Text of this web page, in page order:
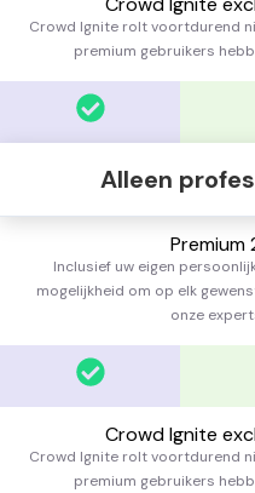
Crowd Ignite rolt voortdurend
premium gebruikers
Alleen
Inclusief uw eigen
mogelijkheid om op elk
onze
Crowd Ignite
Crowd Ignite rolt voortdurend
premium gebruikers